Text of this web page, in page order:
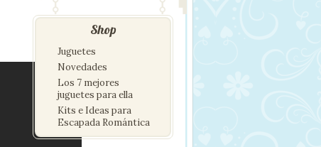
Shop
Juguetes
Novedades
Los 7 mejores
juguetes para ella
Kits e Ideas para
Escapada Romántica